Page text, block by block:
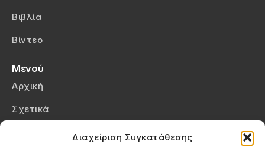
Διαχείριση Συγκατάθεσης
Βιβλία
Βίντεο
Μενού
Αρχική
Σχετικά